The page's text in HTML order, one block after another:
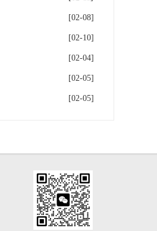
[02-08]
[02-10]
[02-04]
[02-05]
[02-05]